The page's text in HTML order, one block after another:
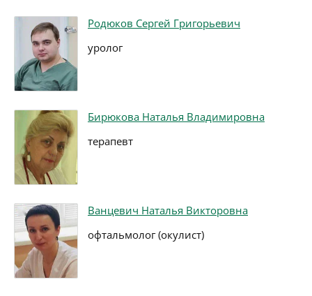
Родюков Сергей Григорьевич
уролог
Бирюкова Наталья Владимировна
терапевт
Ванцевич Наталья Викторовна
офтальмолог (окулист)